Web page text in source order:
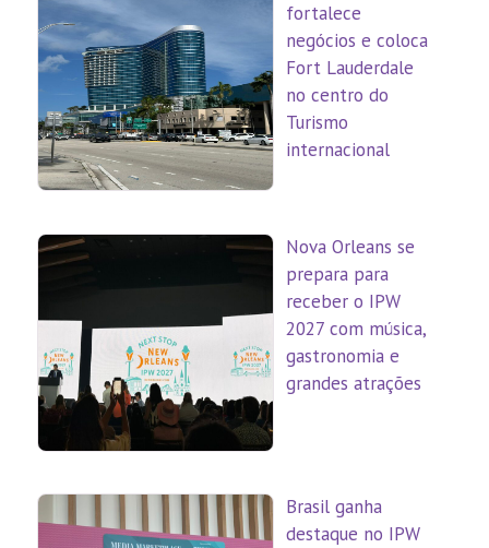
fortalece
negócios e coloca
Fort Lauderdale
no centro do
Turismo
internacional
Nova Orleans se
prepara para
receber o IPW
2027 com música,
gastronomia e
grandes atrações
Brasil ganha
destaque no IPW